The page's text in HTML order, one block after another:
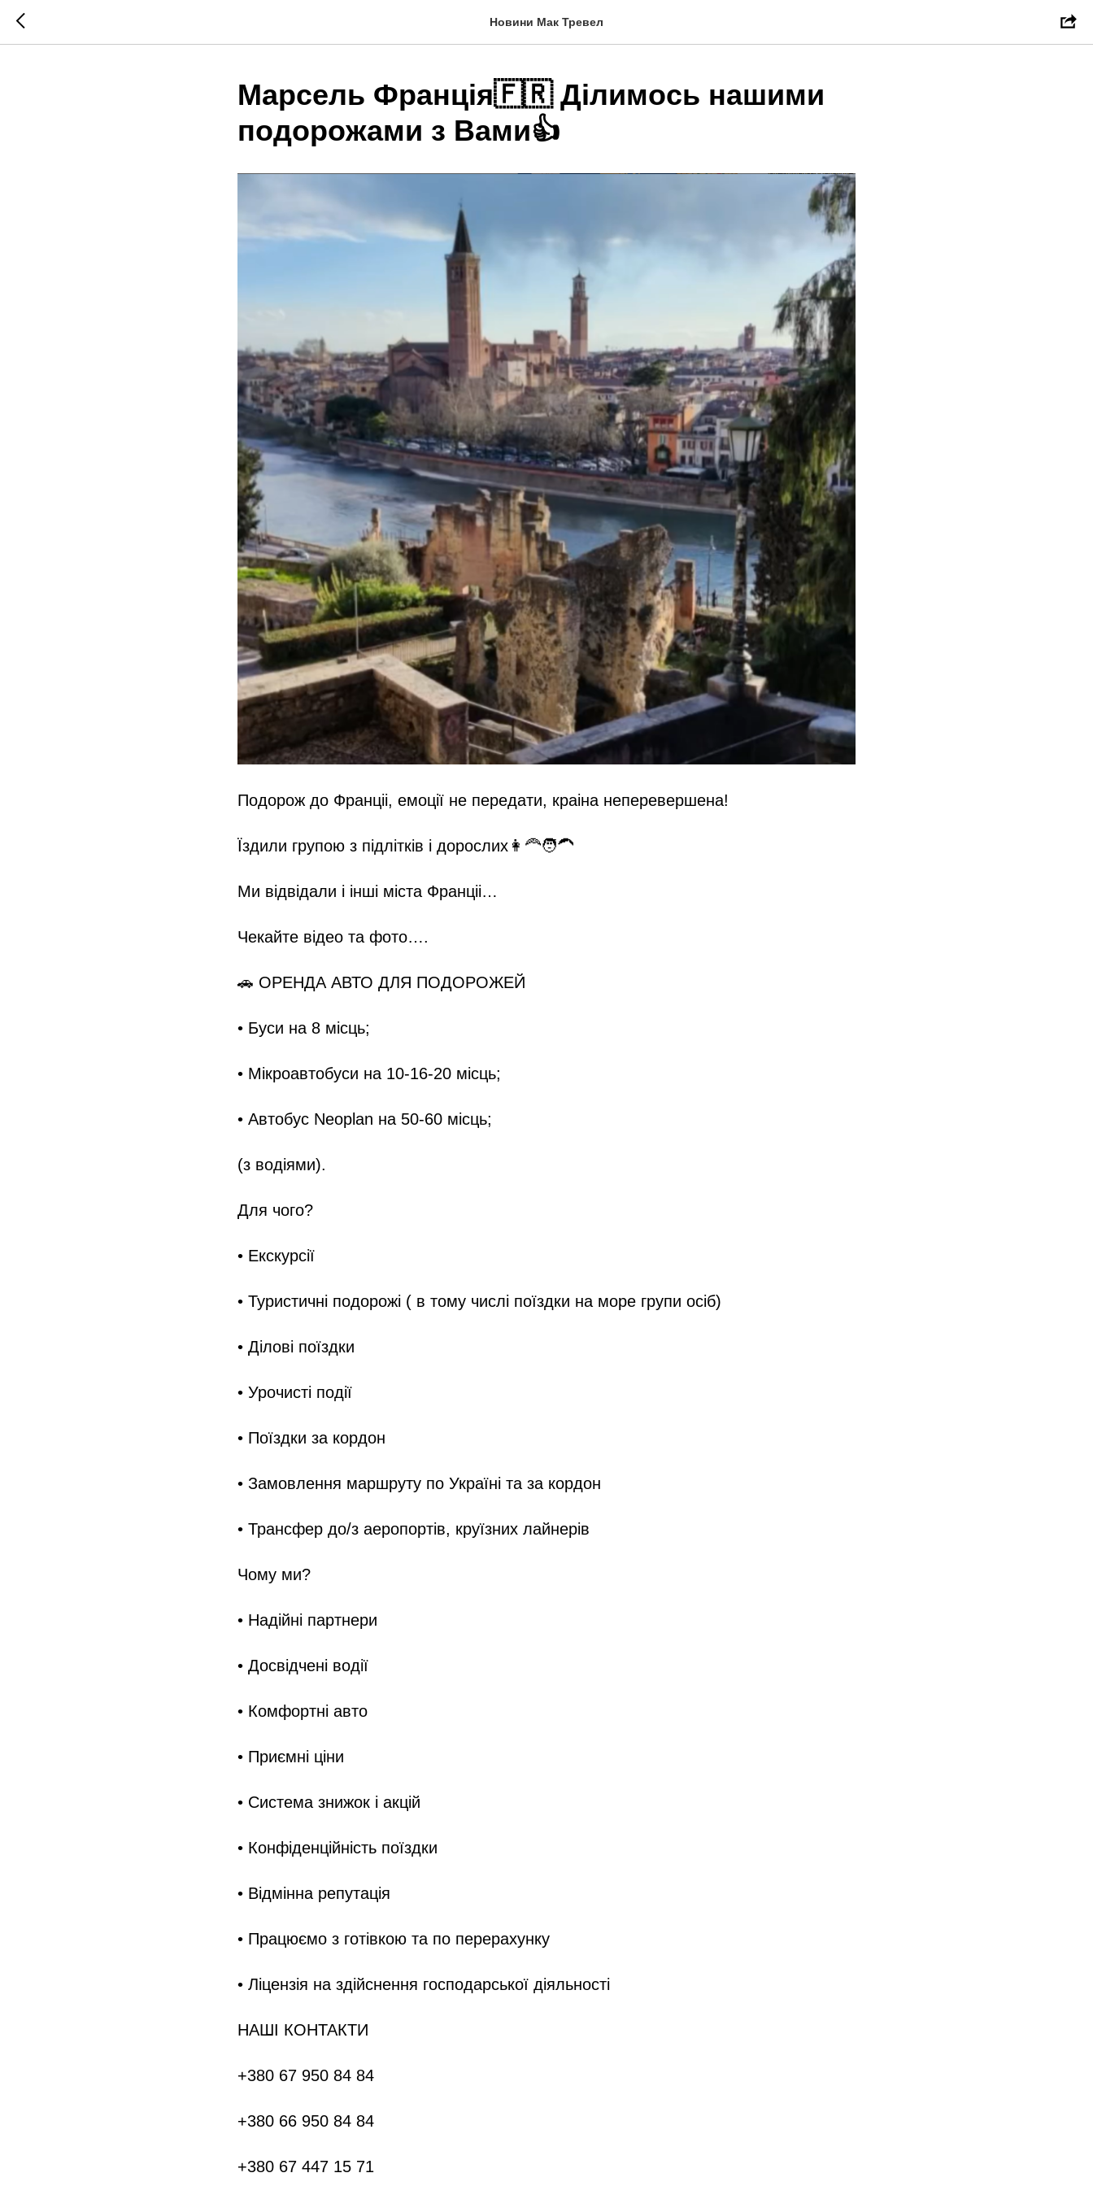
Новини Мак Тревел
Марсель Франція🇫🇷 Ділимось нашими
подорожами з Вами👍
Подорож до Франціі, емоції не передати, краіна неперевершена!
Їздили групою з підлітків і дорослих👩‍🦰🧑‍🦱
Ми відвідали і інші міста Франціі…
Чекайте відео та фото….
🚗 ОРЕНДА АВТО ДЛЯ ПОДОРОЖЕЙ
• Буси на 8 місць;
• Мікроавтобуси на 10-16-20 місць;
• Автобус Neoplan на 50-60 місць;
(з водіями).
Для чого?
• Екскурсії
• Туристичні подорожі ( в тому числі поїздки на море групи осіб)
• Ділові поїздки
• Урочисті події
• Поїздки за кордон
• Замовлення маршруту по Україні та за кордон
• Трансфер до/з аеропортів, круїзних лайнерів
Чому ми?
• Надійні партнери
• Досвідчені водії
• Комфортні авто
• Приємні ціни
• Система знижок і акцій
• Конфіденційність поїздки
• Відмінна репутація
• Працюємо з готівкою та по перерахунку
• Ліцензія на здійснення господарської діяльності
НАШІ КОНТАКТИ
+380 67 950 84 84
+380 66 950 84 84
+380 67 447 15 71